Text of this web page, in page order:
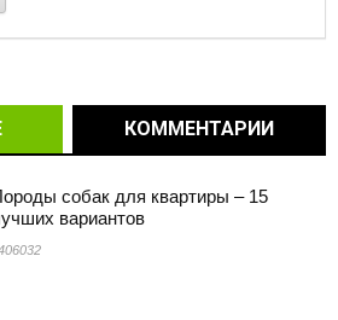
КОММЕНТАРИИ
собак для квартиры – 15
вариантов